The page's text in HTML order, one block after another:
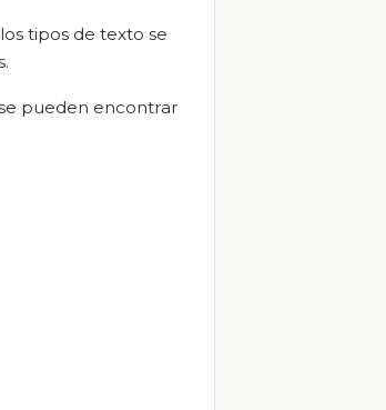
tipos de texto se
pueden encontrar